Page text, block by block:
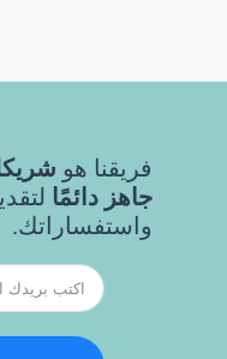
فريقنا هو
جاهز دائمًا
واستفساراتك.